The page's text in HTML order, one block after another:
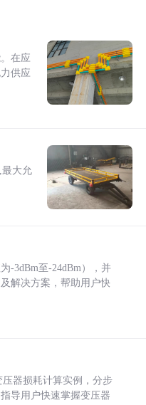
在应
供应
最大允
-3dBm至-24dBm），并
解决方案，帮助用户快
压器损耗计算实例，分步
导用户快速掌握变压器